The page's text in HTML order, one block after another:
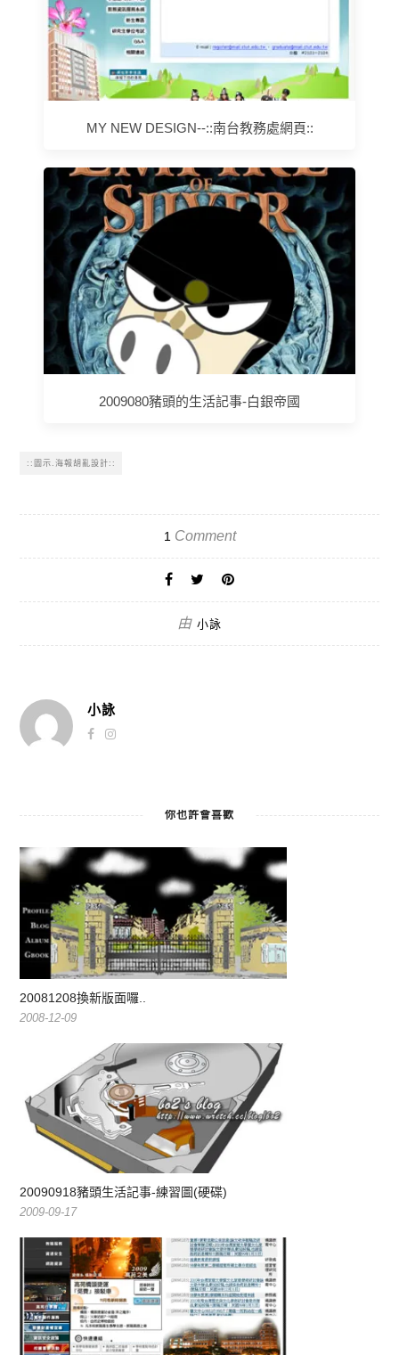
MY NEW DESIGN--::南台教務處網頁::
2009080豬頭的生活記事-白銀帝國
::圖示.海報胡亂設計::
1 Comment
由 小詠
小詠
你也許會喜歡
20081208換新版面囉..
2008-12-09
20090918豬頭生活記事-練習圖(硬碟)
2009-09-17